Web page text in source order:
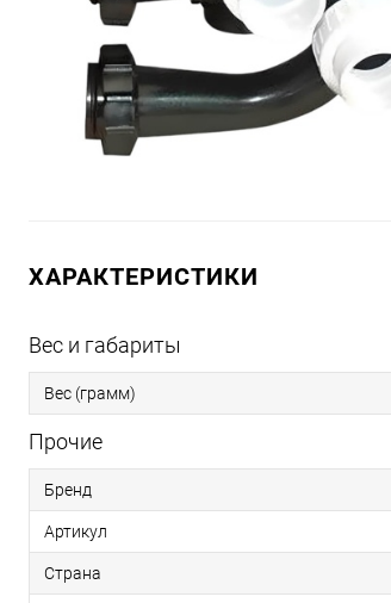
ХАРАКТЕРИСТИКИ
Вес и габариты
Вес (грамм)
Прочие
Бренд
Артикул
Страна